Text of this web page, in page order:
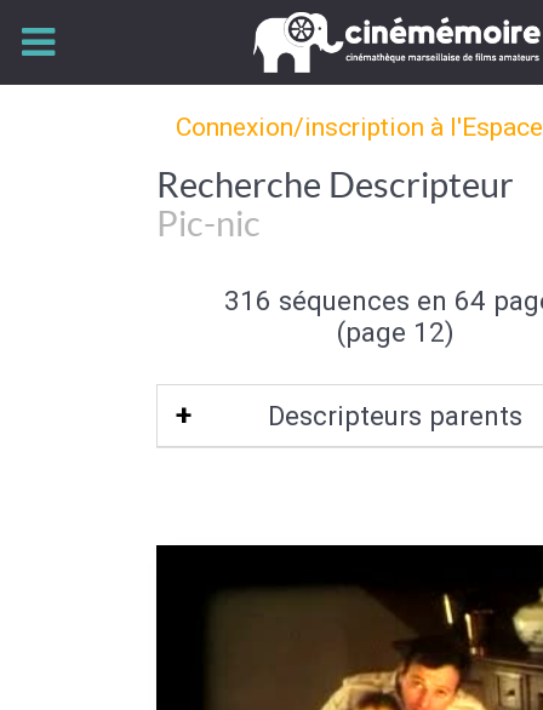
Connexion/inscription à
Recherche Descripteur
Pic-nic
316 séquences en 64
(page 12)
Descripteurs parents